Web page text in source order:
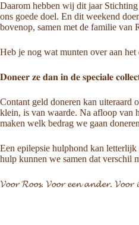
Daarom hebben wij dit jaar
ons goede doel. En dit weekend
bovenop, samen met de familie van
Heb je nog wat munten over aan het
𝐃𝐨𝐧𝐞𝐞𝐫 𝐳𝐞 𝐝𝐚𝐧 𝐢𝐧 𝐝𝐞 𝐬𝐩𝐞𝐜𝐢𝐚𝐥𝐞
Contant geld doneren kan uiteraard
klein, is van waarde. Na afloop van
maken welk bedrag we gaan
Een epilepsie hulphond kan
hulp kunnen we samen dat verschil
𝓥𝓸𝓸𝓻 𝓡𝓸𝓸𝓼. 𝓥𝓸𝓸𝓻 𝓮𝓮𝓷 𝓪𝓷𝓭𝓮𝓻. 𝓥𝓸𝓸𝓻